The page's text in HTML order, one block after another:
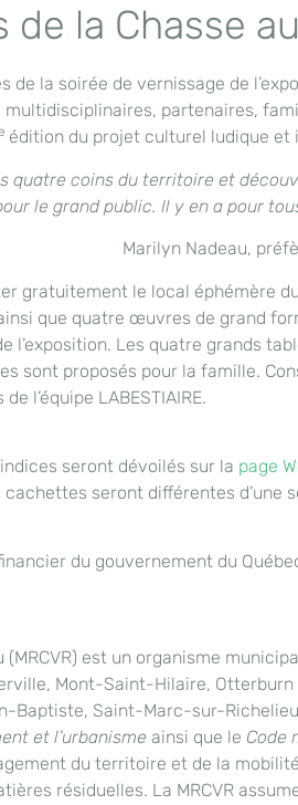
de la Chasse
de la soirée de vernissage de
partenaires,
édition du projet culturel ludique et
coins du territoire et
le grand public. Il y en a pour
Marilyn Nadeau,
gratuitement le local éphémère
que quatre œuvres de grand
Les quatre grands
sont proposés pour la famille.
l’équipe LABESTIAIRE.
seront dévoilés sur la page
seront différentes
du gouvernement du
est un organisme
Mont-Saint-Hilaire,
Saint-Marc-sur-
et l’urbanisme ainsi que le Code
du territoire et de la
résiduelles. La MRCVR